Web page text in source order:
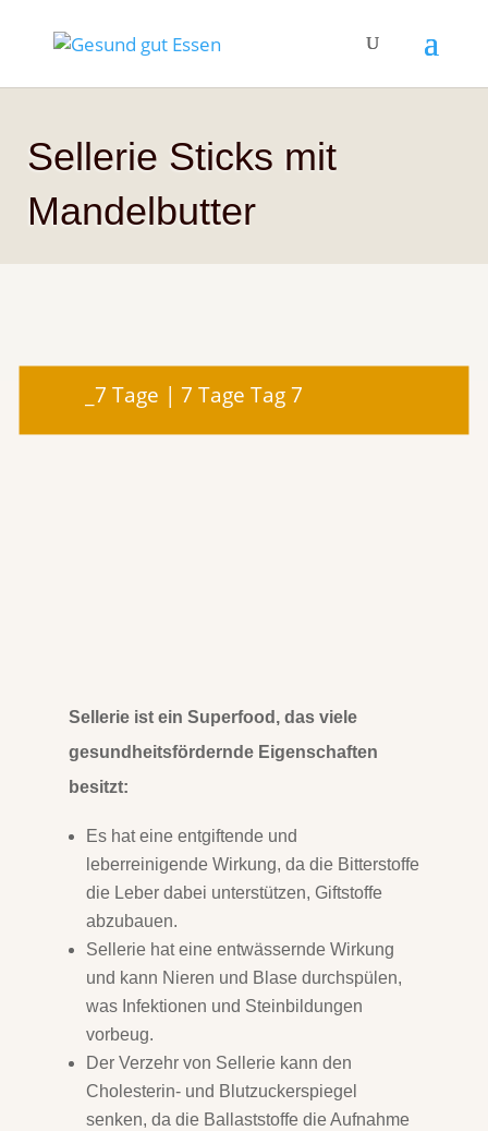
Sellerie Sticks mit
Mandelbutter
_7 Tage |7 Tage Tag 7
Sellerie ist ein Superfood, das viele
gesundheitsfördernde Eigenschaften
besitzt:
Es hat eine entgiftende und
leberreinigende Wirkung, da die Bitterstoffe
die Leber dabei unterstützen, Giftstoffe
abzubauen.
Sellerie hat eine entwässernde Wirkung
und kann Nieren und Blase durchspülen,
was Infektionen und Steinbildungen
vorbeug.
Der Verzehr von Sellerie kann den
Cholesterin- und Blutzuckerspiegel
senken, da die Ballaststoffe die Aufnahme